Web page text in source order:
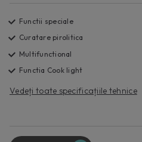
Functii speciale
Curatare pirolitica
Multifunctional
Functia Cook light
Vedeți toate specificațiile tehnice